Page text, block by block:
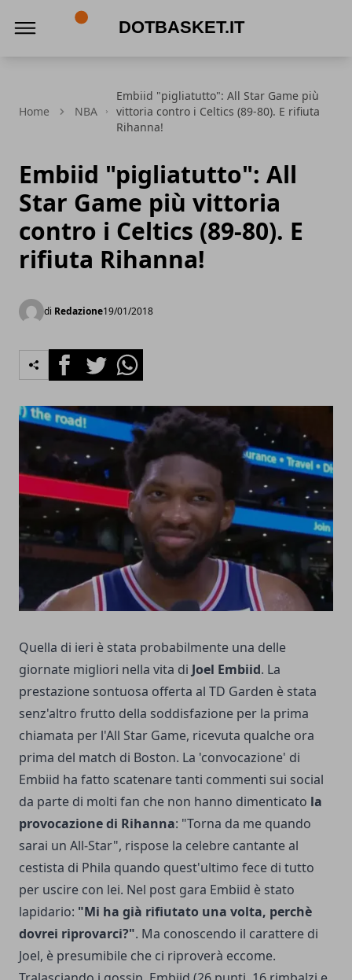
Home NBA
Embiid "pigliatutto": All Star Game più
vittoria contro i Celtics (89-80). E rifiuta
Rihanna!
Embiid "pigliatutto": All
Star Game più vittoria
contro i Celtics (89-80). E
rifiuta Rihanna!
di Redazione19/01/2018
FacebookTwitterWhatsapp
Quella di ieri è stata probabilmente una delle
giornate migliori nella vita di Joel Embiid. La
prestazione sontuosa offerta al TD Garden è stata
senz'altro frutto della soddisfazione per la prima
chiamata per l'All Star Game, ricevuta qualche ora
prima del match di Boston. La 'convocazione' di
Embiid ha fatto scatenare tanti commenti sui social
da parte di molti fan che non hanno dimenticato la
provocazione di Rihanna: "Torna da me quando
sarai un All-Star", rispose la celebre cantante al
cestista di Phila quando quest'ultimo fece di tutto
per uscire con lei. Nel post gara Embiid è stato
lapidario: "Mi ha già rifiutato una volta, perchè
dovrei riprovarci?". Ma conoscendo il carattere di
Joel, è presumibile che ci riproverà eccome.